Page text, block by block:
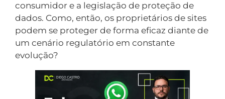
consumidor e a legislação de proteção de
dados. Como, então, os proprietários de sites
podem se proteger de forma eficaz diante de
um cenário regulatório em constante
evolução?